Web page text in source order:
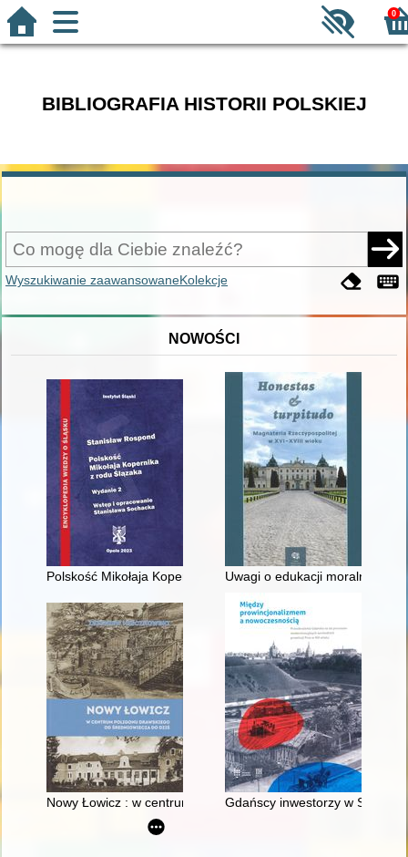
0
BIBLIOGRAFIA HISTORII POLSKIEJ
Wyszukiwanie zaawansowaneKolekcje
NOWOŚCI
Polskość Mikołaja Kopernika z rodu ŚlązakaUwagi o edukacji moralnej
Nowy Łowicz : w centrum poligonu drawskiego od
Gdańscy inwestorzy w